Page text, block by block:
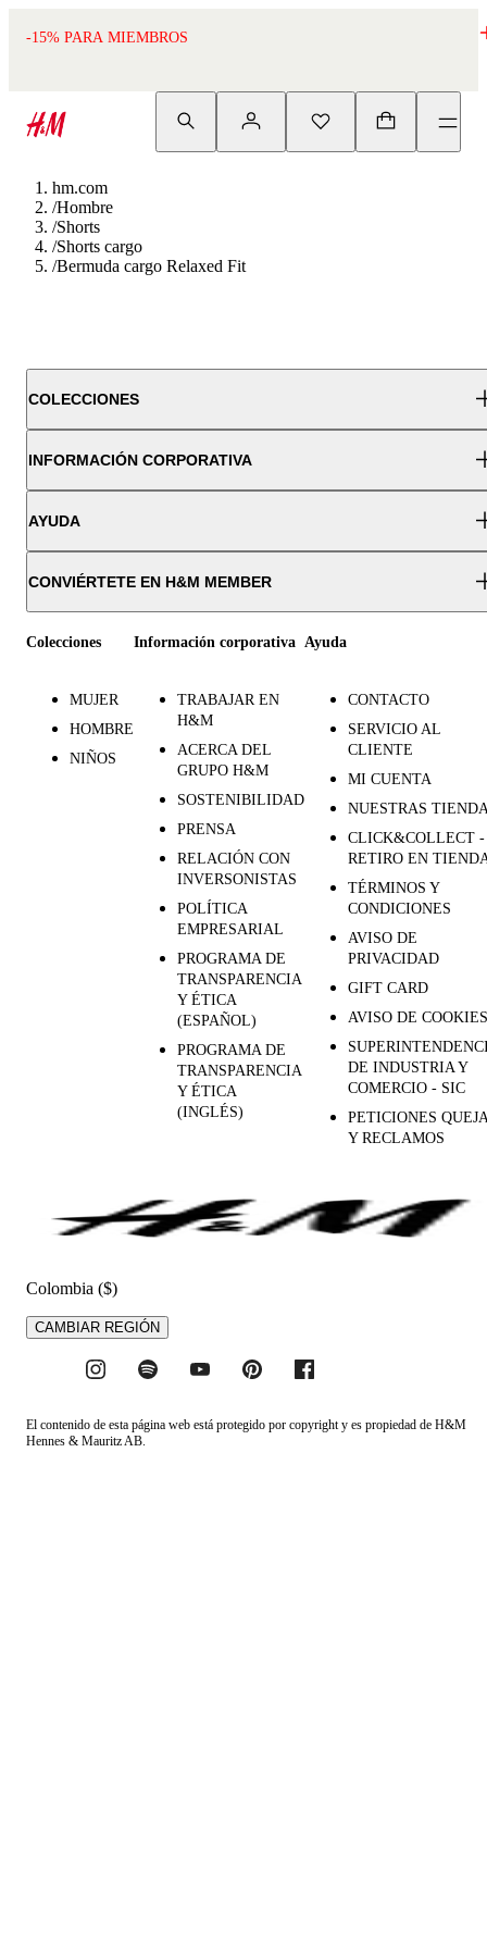
-15% PARA MIEMBROS
hm.com
/Hombre
/Shorts
/Shorts cargo
/Bermuda cargo Relaxed Fit
COLECCIONES
INFORMACIÓN CORPORATIVA
AYUDA
CONVIÉRTETE EN H&M MEMBER
Colecciones
MUJER
HOMBRE
NIÑOS
Información corporativa
TRABAJAR EN
H&M
ACERCA DEL
GRUPO H&M
SOSTENIBILIDAD
PRENSA
RELACIÓN CON
INVERSONISTAS
POLÍTICA
EMPRESARIAL
PROGRAMA DE
TRANSPARENCIA
Y ÉTICA
(ESPAÑOL)
PROGRAMA DE
TRANSPARENCIA
Y ÉTICA
(INGLÉS)
Ayuda
CONTACTO
SERVICIO AL
CLIENTE
MI CUENTA
NUESTRAS
CLICK&COLLECT -
RETIRO EN
TÉRMINOS Y
CONDICIONES
AVISO DE
PRIVACIDAD
GIFT CARD
AVISO DE COOKIES
DE INDUSTRIA Y
COMERCIO - SIC
PETICIONES
Y RECLAMOS
Colombia ($)
CAMBIAR REGIÓN
El contenido de esta página web está protegido por copyright y es propiedad de H&M
Hennes & Mauritz AB.